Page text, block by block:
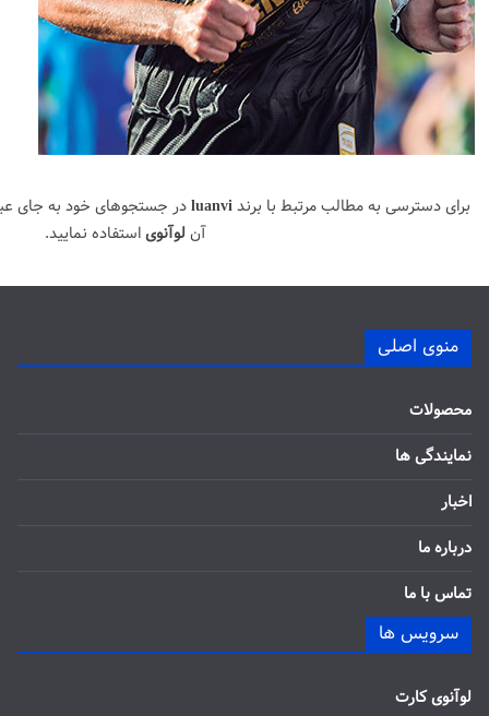
برای دسترسی به مطالب مرتبط با برندluanviدر جستجوهای خود به جای
آن لوآنویاستفاده نمایید.
منوی اصلی
محصولات
نمایندگی ها
اخبار
درباره ما
تماس با ما
سرویس ها
لوآنوی کارت